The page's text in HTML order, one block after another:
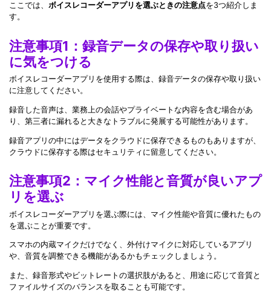
ここでは、 ボイスレコーダーアプリを選ぶときの注意点を3つ紹介しま
す。
注意事項1：録音データの保存や取り扱い
に気をつける
ボイスレコーダーアプリを使用する際は、録音データの保存や取り扱い
に注意してください。
録音した音声は、業務上の会話やプライベートな内容を含む場合があ
り、第三者に漏れると大きなトラブルに発展する可能性があります。
録音アプリの中にはデータをクラウドに保存できるものもありますが、
クラウドに保存する際はセキュリティに留意してください。
注意事項2：マイク性能と音質が良いアプ
リを選ぶ
ボイスレコーダーアプリを選ぶ際には、マイク性能や音質に優れたもの
を選ぶことが重要です。
スマホの内蔵マイクだけでなく、外付けマイクに対応しているアプリ
や、音質を調整できる機能があるかもチェックしましょう。
また、録音形式やビットレートの選択肢があると、用途に応じて音質と
ファイルサイズのバランスを取ることも可能です。